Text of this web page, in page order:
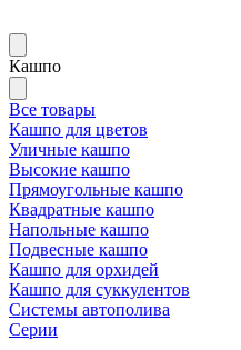
Кашпо
Все товары
Кашпо для цветов
Уличные кашпо
Высокие кашпо
Прямоугольные кашпо
Квадратные кашпо
Напольные кашпо
Подвесные кашпо
Кашпо для орхидей
Кашпо для суккулентов
Системы автополива
Серии